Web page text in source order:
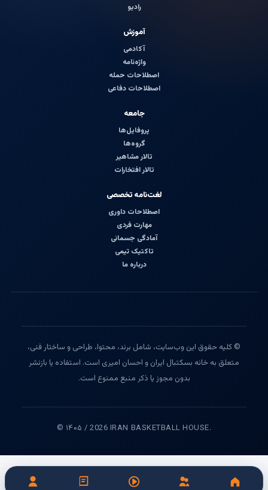
رادیو
آموزش
آکادمی
واژه‌نامه
اصطلاحات حمله
اصطلاحات دفاعی
جامعه
پروفایل‌ها
گروه‌ها
تالار مشاهیر
تالار افتخارات
لغت‌نامه تخصصی
اصطلاحات داوری
مهارت فردی
آمادگی جسمانی
تاکتیک تیمی
درباره ما
© کلیه حقوق این وب‌سایت، شامل برند، محتوا، طراحی و ساختار فنی،
متعلق به خانه بسکتبال ایران و احسان امیری است. استفاده یا بازنشر
بدون مجوز یا ذکر منبع ممنوع است.
© ۱۴۰۵ / 2026 IRAN BASKETBALL HOUSE.